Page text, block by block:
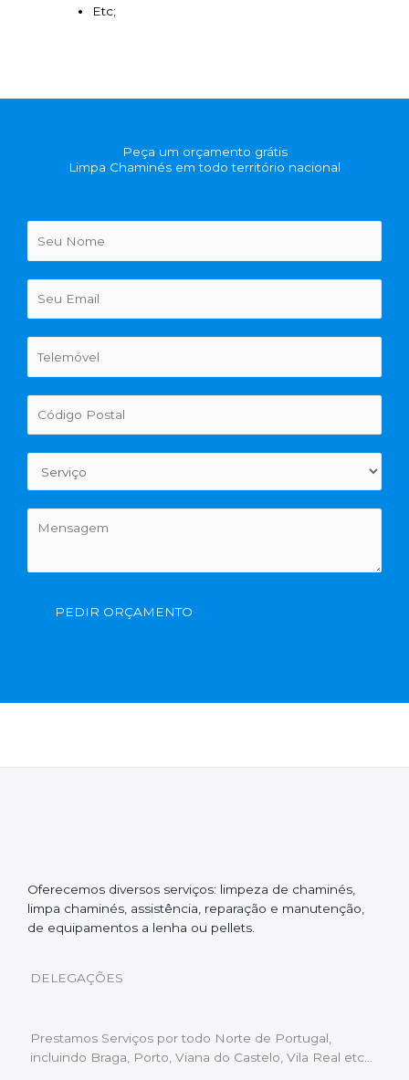
Etc;
Peça um orçamento grátis
Limpa Chaminés em todo território nacional
PEDIR ORÇAMENTO
Oferecemos diversos serviços: limpeza de chaminés,
limpa chaminés, assistência, reparação e manutenção,
de equipamentos a lenha ou pellets.
DELEGAÇÕES
Prestamos Serviços por todo Norte de Portugal,
incluindo Braga, Porto, Viana do Castelo, Vila Real etc…